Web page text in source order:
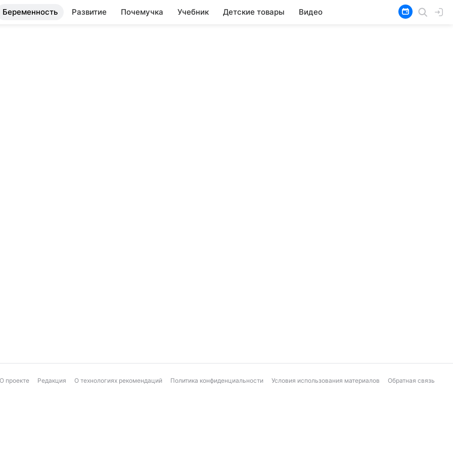
Беременность Развитие Почемучка Учебник Детские товары Видео
О проекте Редакция О технологиях рекомендаций Политика конфиденциальности Условия использования материалов Обратная связь